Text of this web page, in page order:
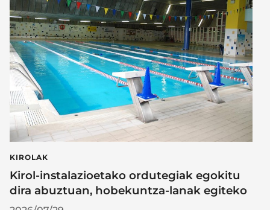
KIROLAK
Kirol-instalazioetako ordutegiak egokitu
dira abuztuan, hobekuntza-lanak egiteko